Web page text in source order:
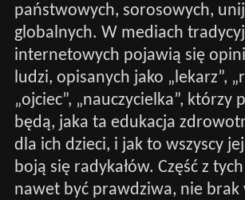
państwowych, sorosowych,
globalnych. W mediach
internetowych pojawią się
ludzi, opisanych jako „lekarz”,
„ojciec”, „nauczycielka”, którzy
będą, jaka ta edukacja
dla ich dzieci, i jak to wszyscy
boją się radykałów. Część z
nawet być prawdziwa, nie brak